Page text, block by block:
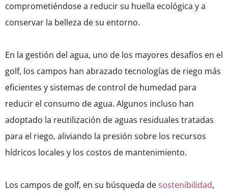
comprometiéndose a reducir su huella ecológica y a
conservar la belleza de su entorno.
En la gestión del agua, uno de los mayores desafíos en el
golf, los campos han abrazado tecnologías de riego más
eficientes y sistemas de control de humedad para
reducir el consumo de agua. Algunos incluso han
adoptado la reutilización de aguas residuales tratadas
para el riego, aliviando la presión sobre los recursos
hídricos locales y los costos de mantenimiento.
Los campos de golf, en su búsqueda desostenibilidad,